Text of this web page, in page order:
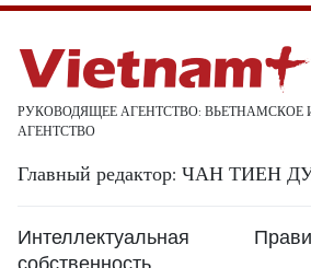
РУКОВОДЯЩЕЕ АГЕНТСТВО:
АГЕНТСТВО
Главный редактор: ЧАН ТИЕН
Интеллектуальная
собственность